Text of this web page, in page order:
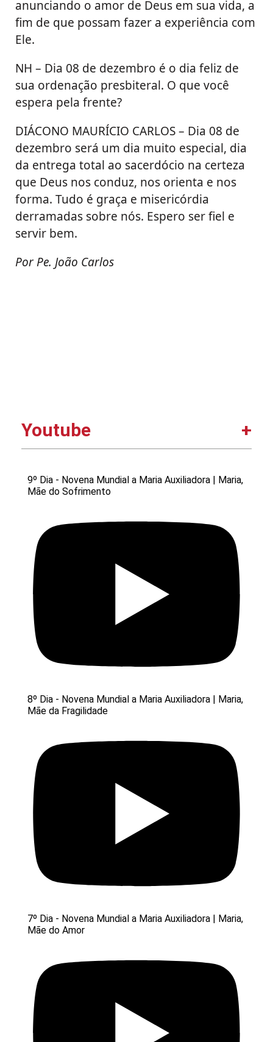
anunciando o amor de Deus em sua vida, a
fim de que possam fazer a experiência com
Ele.
NH – Dia 08 de dezembro é o dia feliz de
sua ordenação presbiteral. O que você
espera pela frente?
DIÁCONO MAURÍCIO CARLOS – Dia 08 de
dezembro será um dia muito especial, dia
da entrega total ao sacerdócio na certeza
que Deus nos conduz, nos orienta e nos
forma. Tudo é graça e misericórdia
derramadas sobre nós. Espero ser fiel e
servir bem.
Por Pe. João Carlos
Youtube
9º Dia - Novena Mundial a Maria Auxiliadora | Maria,
Mãe do Sofrimento
8º Dia - Novena Mundial a Maria Auxiliadora | Maria,
Mãe da Fragilidade
7º Dia - Novena Mundial a Maria Auxiliadora | Maria,
Mãe do Amor